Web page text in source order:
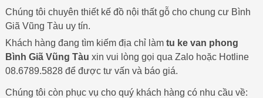
Chúng tôi chuyên thiết kế đồ nội thất gỗ cho chung cư Bình
Giã Vũng Tàu uy tín.
Khách hàng đang tìm kiếm địa chỉ làm tu ke van phong
Bình Giã Vũng Tàu xin vui lòng gọi qua Zalo hoặc Hotline
08.6789.5828 để được tư vấn và báo giá.
Chúng tôi còn phục vụ cho quý khách hàng có nhu cầu về: